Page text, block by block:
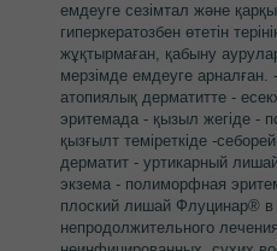
емдеуге сезімтал және
гиперкератозбен өтетін
жұқтырмаған, қабыну
мерзімде емдеуге
атопиялық дерматитте -
эритемада - қызыл жегіде -
қызғылт теміреткіде -
дерматит - уртикарный
экзема - полиморфная
плоский лишай Флуцинар®
непродолжительного